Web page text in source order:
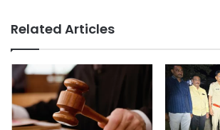
Related Articles